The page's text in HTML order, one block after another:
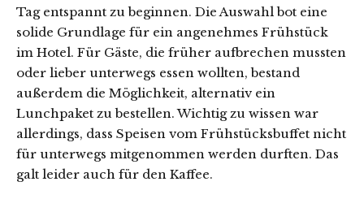
Tag entspannt zu beginnen. Die Auswahl bot eine
solide Grundlage für ein angenehmes Frühstück
im Hotel. Für Gäste, die früher aufbrechen mussten
oder lieber unterwegs essen wollten, bestand
außerdem die Möglichkeit, alternativ ein
Lunchpaket zu bestellen. Wichtig zu wissen war
allerdings, dass Speisen vom Frühstücksbuffet nicht
für unterwegs mitgenommen werden durften. Das
galt leider auch für den Kaffee.